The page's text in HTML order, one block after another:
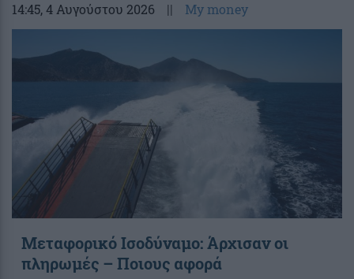
14:45, 4 Αυγούστου 2026 || My money
Μεταφορικό Ισοδύναμο: Άρχισαν οι
πληρωμές – Ποιους αφορά